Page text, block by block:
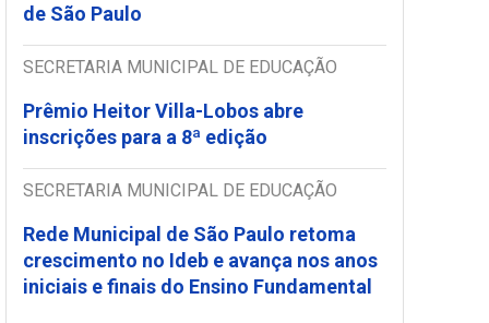
de São Paulo
SECRETARIA MUNICIPAL DE EDUCAÇÃO
Prêmio Heitor Villa-Lobos abre
inscrições para a 8ª edição
SECRETARIA MUNICIPAL DE EDUCAÇÃO
Rede Municipal de São Paulo retoma
crescimento no Ideb e avança nos anos
iniciais e finais do Ensino Fundamental